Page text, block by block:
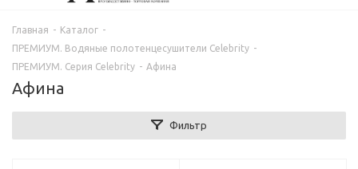
Главная - Каталог -
ПРЕМИУМ. Водяные полотенцесушители Celebrity -
ПРЕМИУМ. Серия Сelebrity - Афина
Афина
Фильтр